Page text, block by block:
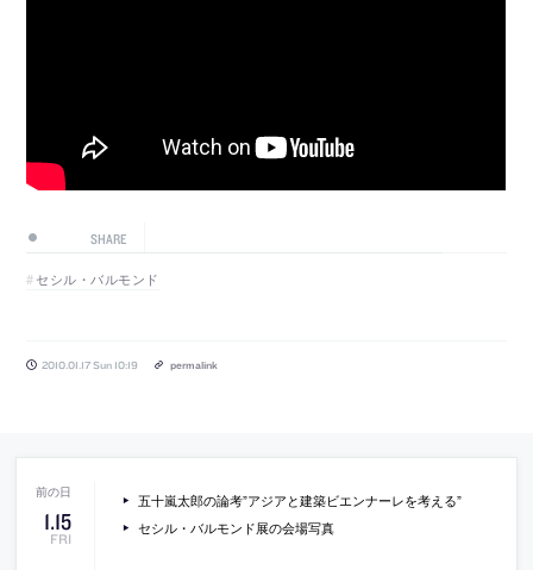
SHARE
セシル・バルモンド
2010.01.17 Sun 10:19 permalink
1.15
FRI
五十嵐太郎の論考”アジアと建築ビエンナーレを考える”
セシル・バルモンド展の会場写真